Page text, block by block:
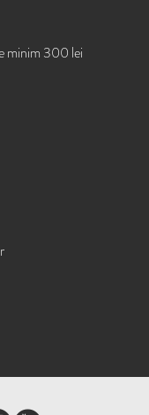
minim 300 lei